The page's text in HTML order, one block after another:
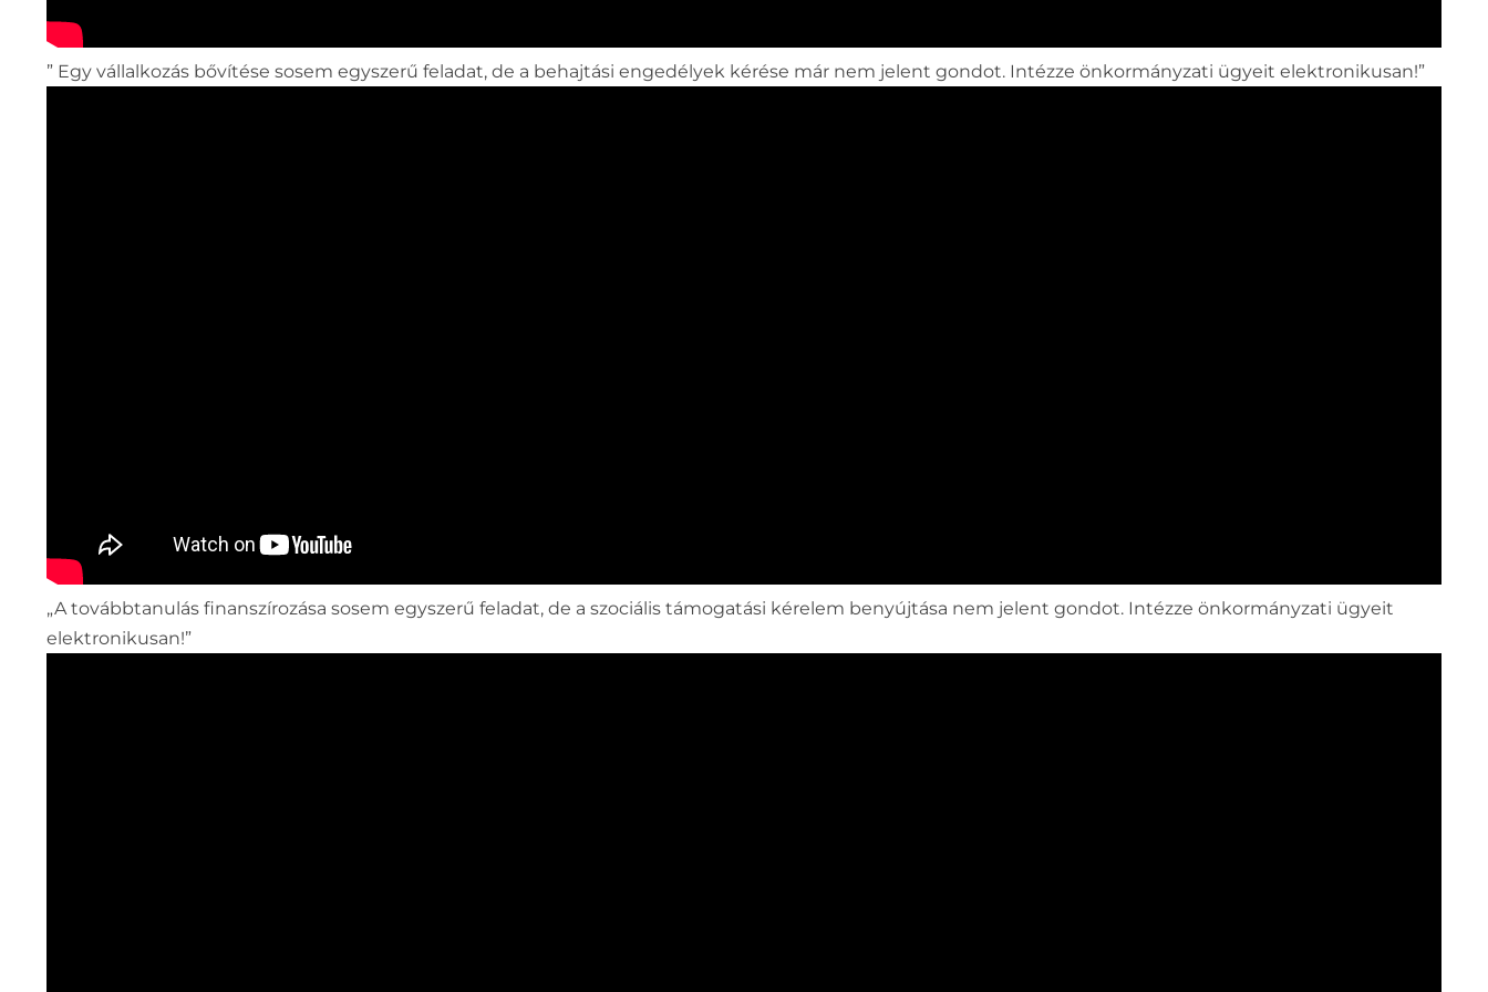
” Egy vállalkozás bővítése sosem egyszerű feladat, de a behajtási engedélyek kérése már nem jelent gondot. Intézze önkormányzati ügyeit elektronikusan!”
„A továbbtanulás finanszírozása sosem egyszerű feladat, de a szociális támogatási kérelem benyújtása nem jelent gondot. Intézze önkormányzati ügyeit
elektronikusan!”